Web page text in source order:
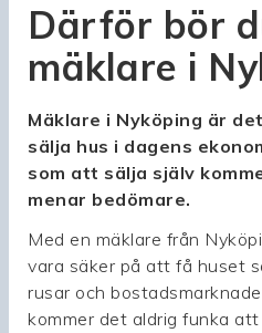
Därför bör
mäklare i
Mäklare i Nyköping är
sälja hus i dagens
som att sälja själv
menar bedömare.
Med en mäklare från
vara säker på att få huset
rusar och
kommer det aldrig funka